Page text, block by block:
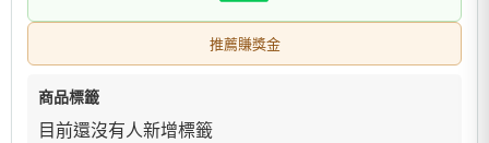
推薦賺獎金
商品標籤
目前還沒有人新增標籤